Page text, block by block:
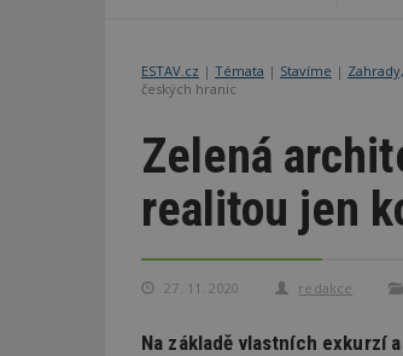
ESTAV.cz Témata Stavíme
českých hranic
Zelená
realitou jen
27. 11. 2020 redakce
Na základě vlastních exkurzí